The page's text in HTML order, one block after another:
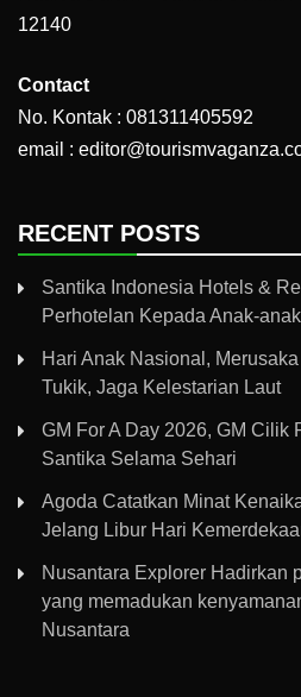
12140
Contact
No. Kontak : 081311405592
email :
RECENT POSTS
Santika Indonesia Hotels &
Perhotelan Kepada Anak-anak
Hari Anak Nasional,
Tukik, Jaga Kelestarian Laut
GM For A Day 2026, GM Cilik
Santika Selama Sehari
Agoda Catatkan Minat
Jelang Libur Hari
Nusantara Explorer Hadirkan
yang memadukan
Nusantara